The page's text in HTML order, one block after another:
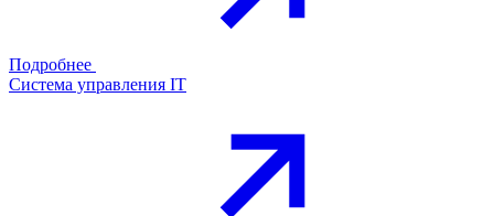
Подробнее
Система управления IT